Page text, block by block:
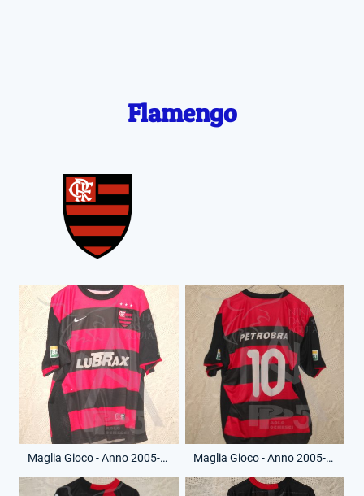
Flamengo
Maglia Gioco - Anno 2005-06 - 10 - (Fronte) Maglia Gioco - Anno 2005-06 - 10 - (Retro)